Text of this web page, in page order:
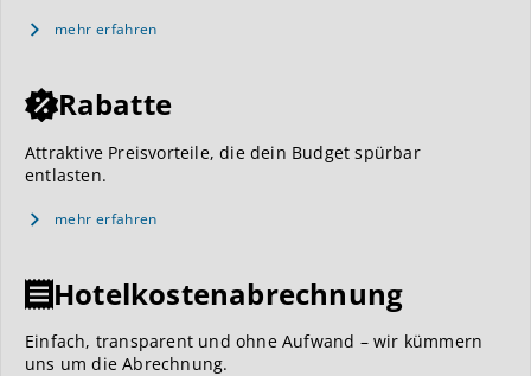
mehr erfahren
Rabatte
Attraktive Preisvorteile, die dein Budget spürbar
entlasten.
mehr erfahren
Hotelkostenabrechnung
Einfach, transparent und ohne Aufwand – wir kümmern
uns um die Abrechnung.